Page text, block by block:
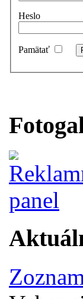
Heslo
Pamätať